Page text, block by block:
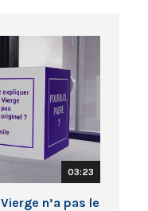
03:23
n’a pas le